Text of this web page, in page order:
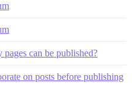
can be published?
on posts before publishing